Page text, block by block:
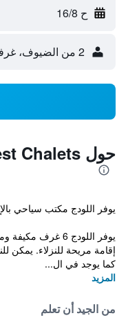
ح 16/8
2 من الضيوف، غرفة واحدة
حول Ravensbourne Forest Chalets
يوفر اللودج مكتب سياحي
يوفر اللودج 6
إقامة مريحة للنزلاء. يمكن
كما يوجد في ال...
المزيد
من الجيد أن تعلم